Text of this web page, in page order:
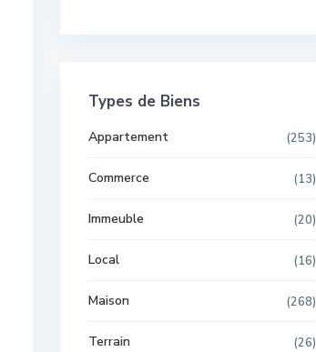
Types de Biens
Appartement (253)
Commerce (13)
Immeuble (20)
Local (16)
Maison (268)
Terrain (26)